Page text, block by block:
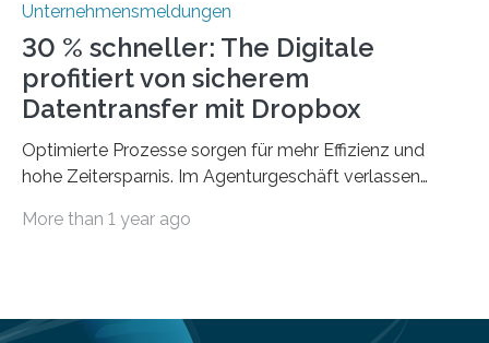
Unternehmensmeldungen
30 % schneller: The Digitale
profitiert von sicherem
Datentransfer mit Dropbox
Optimierte Prozesse sorgen für mehr Effizienz und
hohe Zeitersparnis. Im Agenturgeschäft verlassen
machen sich auf den Weg zu Kunden oder Partnern.
beim Datentransfer abzusichern, suchte The Digitale
More than 1 year ago